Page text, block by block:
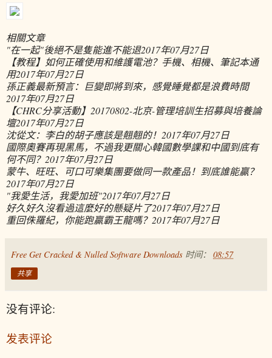
相關文章
"在一起"後絕不是隻能進不能退2017年07月27日
【教程】如何正確使用和維護電池？手機、相機、筆記本通
用2017年07月27日
孫正義最新預言：巨變即將到來，感覺睡覺都是浪費時間
2017年07月27日
【CHRC分享活動】20170802-北京-管理培訓生招募與培養論
壇2017年07月27日
沈從文：李白的胡子應該是翹翹的！ 2017年07月27日
國際奧賽再現黑馬，不過我更關心韓國數學課和中國到底有
何不同？ 2017年07月27日
蒙牛、旺旺、可口可樂集團要做同一款產品！到底誰能贏？
2017年07月27日
"我愛生活，我愛加班"2017年07月27日
好久好久沒看過這麼好的懸疑片了2017年07月27日
重回侏羅紀，你能跑贏霸王龍嗎？ 2017年07月27日
Free Get Cracked & Nulled Software Downloads 时间： 08:57
共享
没有评论:
发表评论